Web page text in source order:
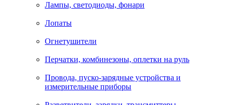
Лампы, светодиоды, фонари
Лопаты
Огнетушители
Перчатки, комбинезоны, оплетки на руль
Провода, пуско-зарядные устройства и
измерительные приборы